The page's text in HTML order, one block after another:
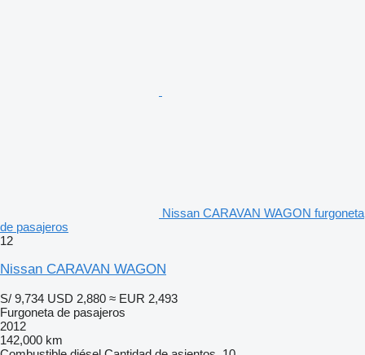
Nissan CARAVAN WAGON furgoneta
de pasajeros
12
Nissan CARAVAN WAGON
S/ 9,734 USD 2,880 ≈ EUR 2,493
Furgoneta de pasajeros
2012
142,000 km